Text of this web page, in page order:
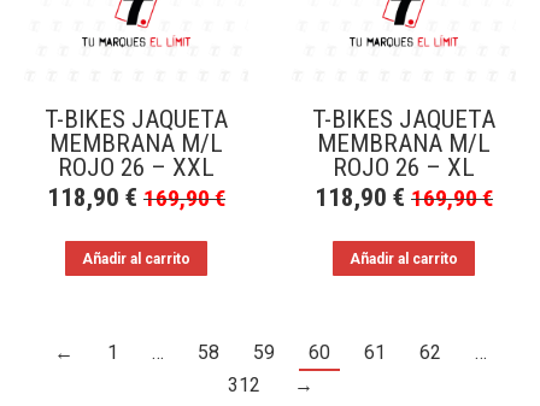
T-BIKES JAQUETA
MEMBRANA M/L
ROJO 26 – XXL
118,90 € 169,90€
Añadir al carrito
T-BIKES JAQUETA
MEMBRANA M/L
ROJO 26 – XL
118,90 € 169,90€
Añadir al carrito
← 1 … 58 59 60 61 62
…
312
→